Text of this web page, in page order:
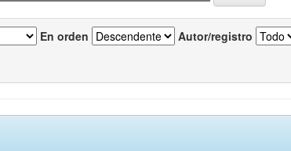
En orden Autor/registro